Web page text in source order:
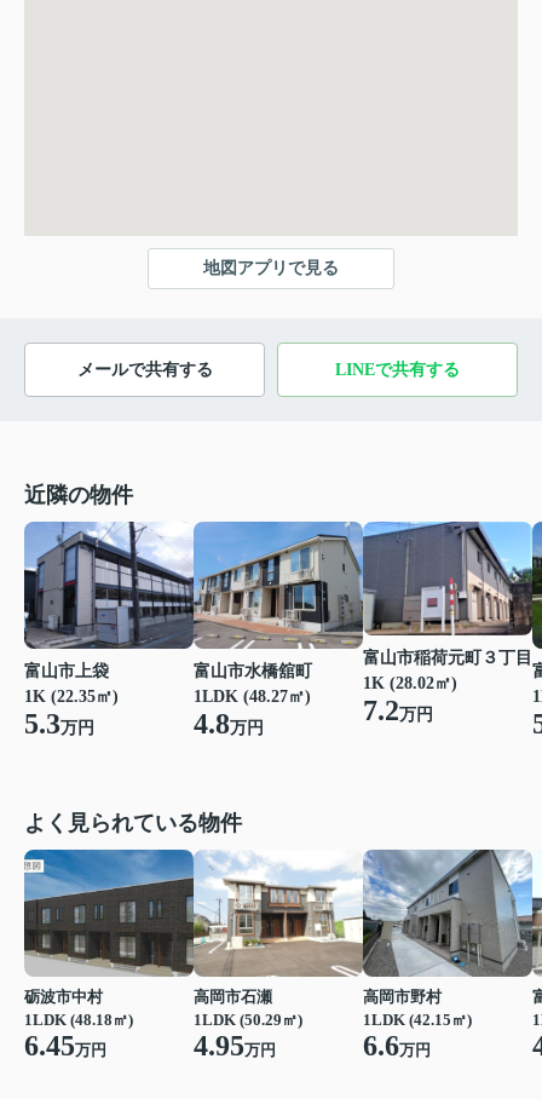
地図アプリで見る
メールで共有する LINEで共有する
近隣の物件
富山市上袋
1K (22.35㎡)
5.3万円
富山市水橋舘町
1LDK (48.27㎡)
4.8万円
富山市稲荷元町３丁目
1K (28.02㎡)
7.2万円
よく見られている物件
砺波市中村
1LDK (48.18㎡)
6.45万円
高岡市石瀬
1LDK (50.29㎡)
4.95万円
高岡市野村
1LDK (42.15㎡)
6.6万円